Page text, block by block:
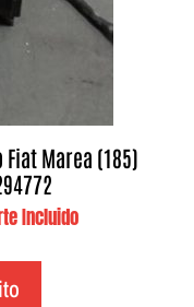
Marea (185)
Incluido